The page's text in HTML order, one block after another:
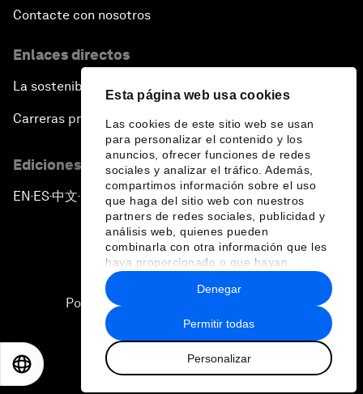
Esta página web usa cookies
Las cookies de este sitio web se usan
para personalizar el contenido y los
anuncios, ofrecer funciones de redes
sociales y analizar el tráfico. Además,
compartimos información sobre el uso
que haga del sitio web con nuestros
partners de redes sociales, publicidad y
análisis web, quienes pueden
combinarla con otra información que les
haya proporcionado o que hayan
recopilado a partir del uso que haya
hecho de sus servicios.
Permitir todas
Personalizar
Denegar
Contacte con nosotros
Enlaces directos
La sostenibilidad en el Foro
Carreras profesionales
Ediciones en otros idiomas
EN ▪ ES▪中文▪ 日本語
Política de privacidad y normas de uso
2026 Foro Económico Mundial